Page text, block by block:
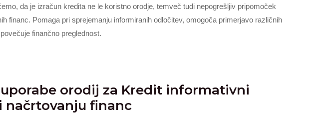
da je izračun kredita ne le koristno orodje, temveč tudi nepogrešljiv pripomoček
financ. Pomaga pri sprejemanju informiranih odločitev, omogoča primerjavo različnih
finančno preglednost.
orodij za Kredit informativni
načrtovanju financ